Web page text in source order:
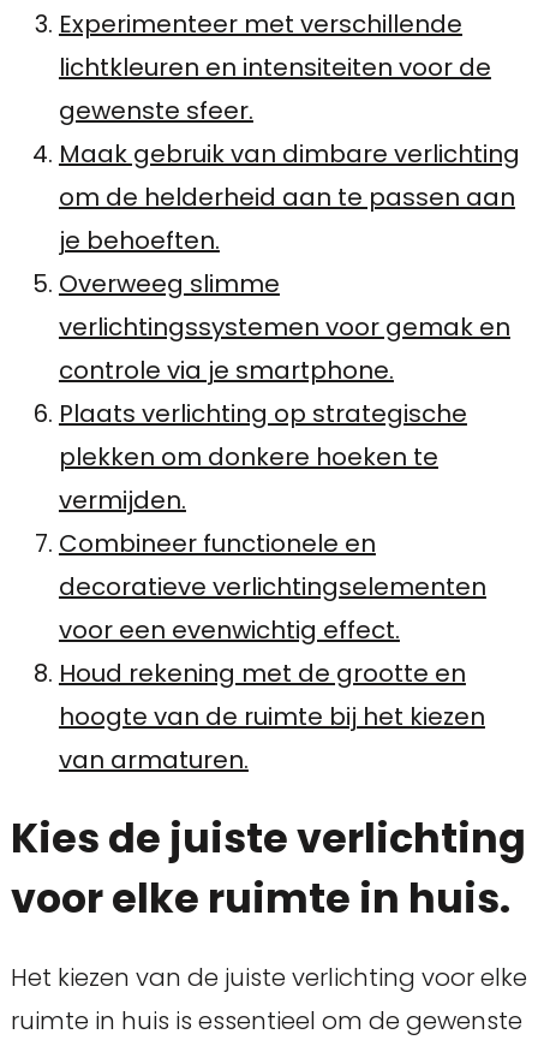
Experimenteer met verschillende
lichtkleuren en intensiteiten voor de
gewenste sfeer.
Maak gebruik van dimbare verlichting
om de helderheid aan te passen aan
je behoeften.
Overweeg slimme
verlichtingssystemen voor gemak en
controle via je smartphone.
Plaats verlichting op strategische
plekken om donkere hoeken te
vermijden.
Combineer functionele en
decoratieve verlichtingselementen
voor een evenwichtig effect.
Houd rekening met de grootte en
hoogte van de ruimte bij het kiezen
van armaturen.
Kies de juiste verlichting
voor elke ruimte in huis.
Het kiezen van de juiste verlichting voor elke
ruimte in huis is essentieel om de gewenste